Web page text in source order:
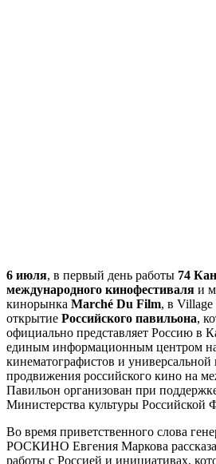
6 июля, в первый день работы 74
международного кинофестиваля и
кинорынка Marché Du Film, в Village
открытие Российского павильона,
официально представляет Россию в
единым информационным центром
кинематографистов и
продвижения российского кино на
Павильон организован при
Министерства культуры Российской
Во время приветственного слова
РОСКИНО Евгения Маркова
работы с Россией и инициативах,